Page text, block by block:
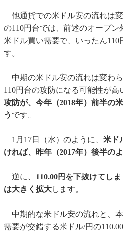
他通貨での米ドル安の流れは
の110円台では、前述のオープン
米ドル買い需要で、いったん110
す。
中期の米ドル安の流れは変わ
110円台の攻防になる可能性が高
攻防が、今年（2018年）前半の
う です。
1月17日（水）のように、 米ド
ければ、昨年（2017年）後半の
逆に、 110.00円を下抜けてし
は大きく拡大します。
中期的な米ドル安の流れと、
需要が交錯する米ドル/円の